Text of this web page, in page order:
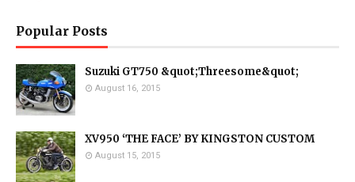
Popular Posts
Suzuki GT750 &quot;Threesome&quot;
August 16, 2015
XV950 ‘THE FACE’ BY KINGSTON CUSTOM
August 15, 2015